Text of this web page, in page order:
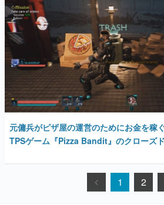
元傭兵がピザ屋の運営のためにお金を稼
TPSゲーム『Pizza Bandit』のクローズ
1 2